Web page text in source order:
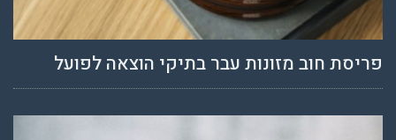
פריסת חוב מזונות עבר בתיקי הוצאה לפועל